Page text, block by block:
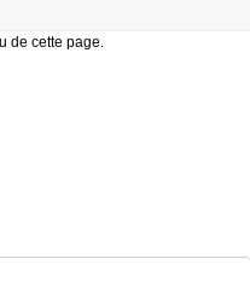
de cette page.